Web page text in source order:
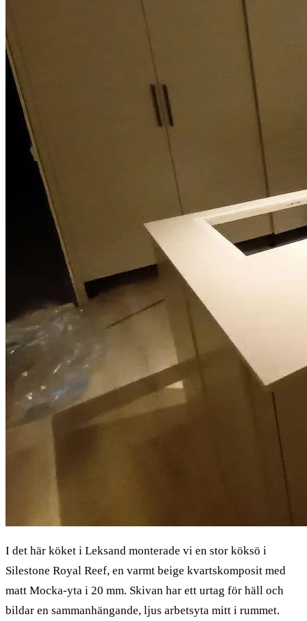
I det här köket i Leksand monterade vi en stor köksö i
Silestone Royal Reef, en varmt beige kvartskomposit med
matt Mocka-yta i 20 mm. Skivan har ett urtag för häll och
bildar en sammanhängande, ljus arbetsyta mitt i rummet.